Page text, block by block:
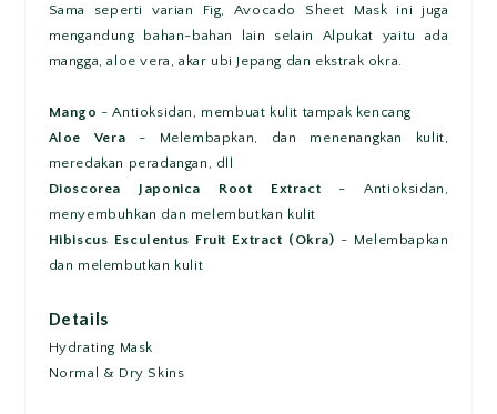
Sama seperti varian Fig, Avocado Sheet Mask ini juga
mengandung bahan-bahan lain selain Alpukat yaitu ada
mangga, aloe vera, akar ubi Jepang dan ekstrak okra.
Mango - Antioksidan, membuat kulit tampak kencang
Aloe Vera - Melembapkan, dan menenangkan kulit,
meredakan peradangan, dll
Dioscorea Japonica Root Extract - Antioksidan,
menyembuhkan dan melembutkan kulit
Hibiscus Esculentus Fruit Extract (Okra) - Melembapkan
dan melembutkan kulit
Details
Hydrating Mask
Normal & Dry Skins